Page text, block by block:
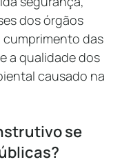
dos órgãos
cumprimento das
a qualidade dos
causado na
se